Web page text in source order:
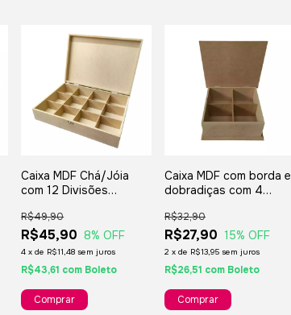
Caixa MDF Chá/Jóia
com 12 Divisões
cm
R$45,90
R$49,90
8% OFF
4 xde R$11,48 sem juros
R$43,61 com Boleto
Caixa MDF com borda e
dobradiças com 4
R$27,90
R$32,90
15% OFF
2 xde R$13,95 sem juros
R$26,51 com Boleto